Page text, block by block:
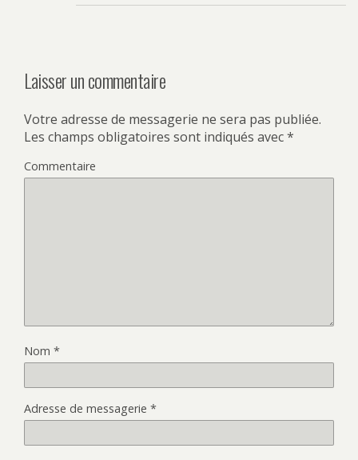
Laisser un commentaire
Votre adresse de messagerie ne sera pas publiée.
Les champs obligatoires sont indiqués avec*
Commentaire
Nom *
Adresse de messagerie *